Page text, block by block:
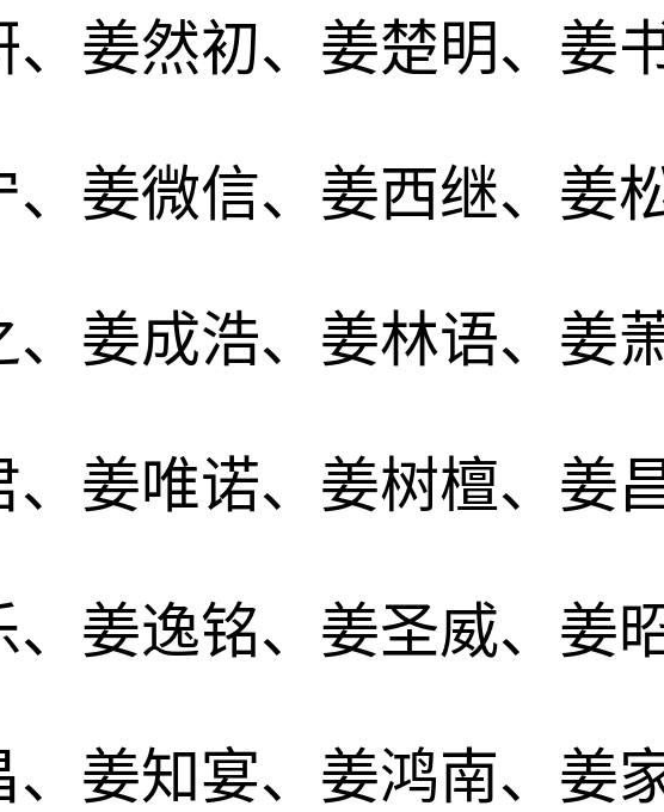
姜然初、姜楚明、姜
姜微信、姜西继、姜
姜成浩、姜林语、姜
姜唯诺、姜树檀、姜
姜逸铭、姜圣威、姜
姜知宴、姜鸿南、姜